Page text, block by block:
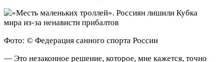
Фото: © Федерация санного спорта России
— Это незаконное решение, которое, мне кажется, точно